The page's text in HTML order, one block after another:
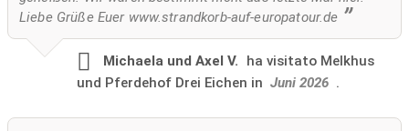
Liebe Grüße Euer www.strandkorb-auf-europatour.de
Michaela und Axel V. ha visitato Melkhus
und Pferdehof Drei Eichen in Juni 2026 .